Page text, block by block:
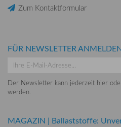
Zum Kontaktformular
FÜR NEWSLETTER
Der Newsletter kann jederzeit hier
werden.
MAGAZIN | Ballaststoffe: